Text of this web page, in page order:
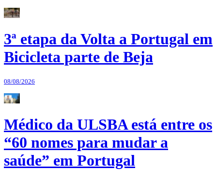
3ª etapa da Volta a Portugal em
Bicicleta parte de Beja
08/08/2026
Médico da ULSBA está entre os
“60 nomes para mudar a
saúde” em Portugal